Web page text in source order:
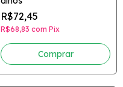
R$72,45
R$68,83 com Pix
Comprar